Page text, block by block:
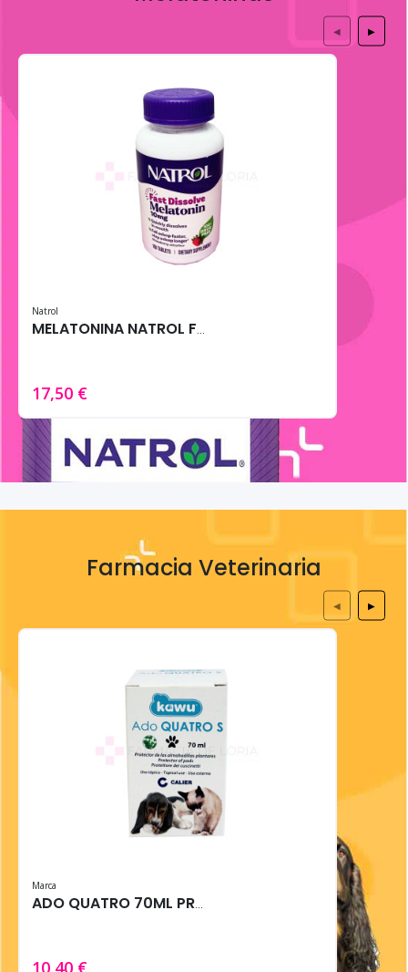
Natrol
MELATONINA NATROL FAST DISSOLVE 10MG 100 TABS FRESA
17,50 €
◀ ▶
Farmacia Veterinaria
Marca
ADO QUATRO 70ML PROTECTOR ALMOHADILLAS VET
10,40 €
◀ ▶